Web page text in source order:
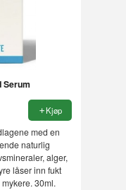
Serum
Kjøp
med en
naturlig
alger,
låser inn fukt
30ml.